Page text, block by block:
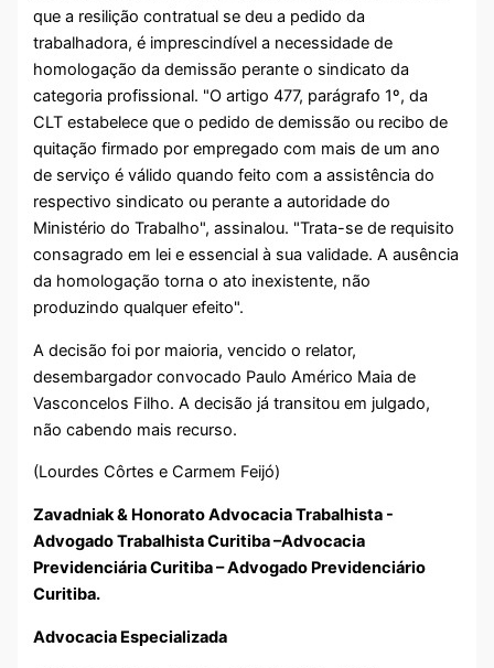
que a resilição contratual se deu a pedido da
trabalhadora, é imprescindível a necessidade de
homologação da demissão perante o sindicato da
categoria profissional. "O artigo 477, parágrafo 1º, da
CLT estabelece que o pedido de demissão ou recibo de
quitação firmado por empregado com mais de um ano
de serviço é válido quando feito com a assistência do
respectivo sindicato ou perante a autoridade do
Ministério do Trabalho", assinalou. "Trata-se de requisito
consagrado em lei e essencial à sua validade. A ausência
da homologação torna o ato inexistente, não
produzindo qualquer efeito".
A decisão foi por maioria, vencido o relator,
desembargador convocado Paulo Américo Maia de
Vasconcelos Filho. A decisão já transitou em julgado,
não cabendo mais recurso.
(Lourdes Côrtes e Carmem Feijó)
Zavadniak & Honorato Advocacia Trabalhista -
Advogado Trabalhista Curitiba –Advocacia
Previdenciária Curitiba – Advogado Previdenciário
Curitiba.
Advocacia Especializada